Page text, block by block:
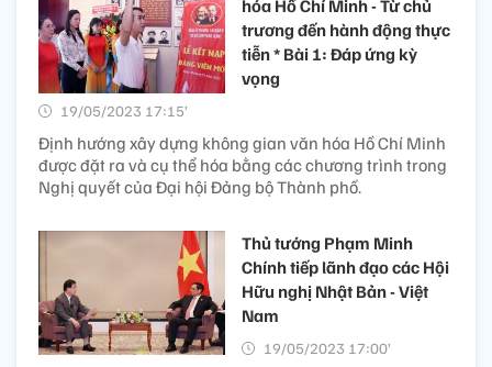
hóa Hồ Chí Minh - Từ chủ
trương đến hành động thực
tiễn * Bài 1: Đáp ứng kỳ
vọng
19/05/2023 17:15’
Định hướng xây dựng không gian văn hóa Hồ Chí Minh
được đặt ra và cụ thể hóa bằng các chương trình trong
Nghị quyết của Đại hội Đảng bộ Thành phố.
Thủ tướng Phạm Minh
Chính tiếp lãnh đạo các Hội
Hữu nghị Nhật Bản - Việt
Nam
19/05/2023 17:00’